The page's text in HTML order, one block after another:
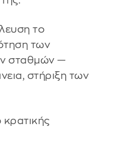
το
των
σταθμών —
στήριξη των